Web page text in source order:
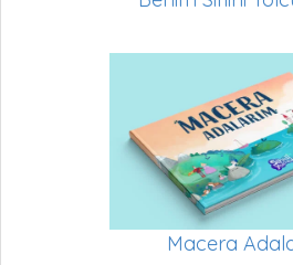
Macera